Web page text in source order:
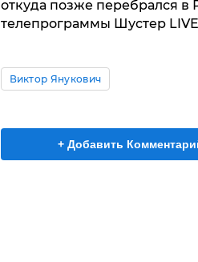
откуда позже перебрался в
телепрограммы Шустер LIVE
Виктор Янукович
+ Добавить